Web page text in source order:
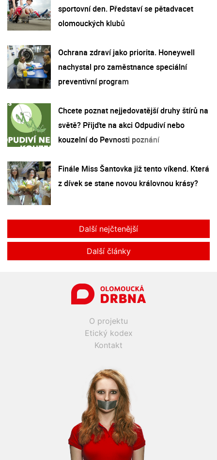
sportovní den. Představí se pětadvacet
olomouckých klubů
Ochrana zdraví jako priorita. Honeywell
nachystal pro zaměstnance speciální
preventivní program
Chcete poznat nejjedovatější druhy štírů na
světě? Přijďte na akci Odpudiví nebo
kouzelní do Pevnosti poznání
Finále Miss Šantovka již tento víkend. Která
z dívek se stane novou královnou krásy?
Další nejčtenější
Další články
O projektu
Etický kodex
Kontakt